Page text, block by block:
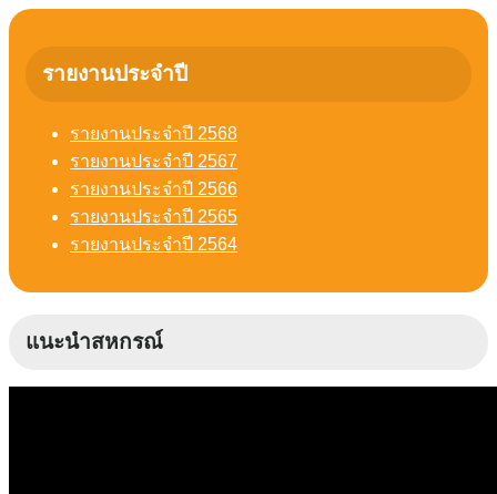
รายงานประจำปี
รายงานประจำปี 2568
รายงานประจำปี 2567
รายงานประจำปี 2566
รายงานประจำปี 2565
รายงานประจำปี 2564
แนะนำสหกรณ์